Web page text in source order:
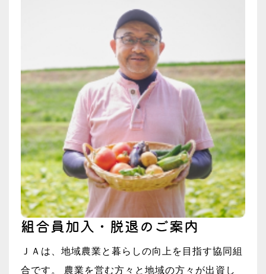
組合員加入・脱退のご案内
ＪＡは、地域農業と暮らしの向上を目指す協同組
合です。 農業を営む方々と地域の方々が出資し